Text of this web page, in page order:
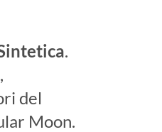
.
del
Moon.